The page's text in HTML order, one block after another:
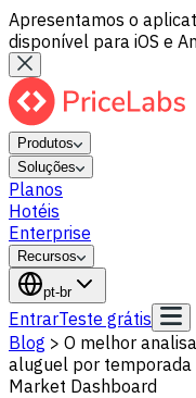
Apresentamos o
disponível para iOS e
Produtos
Soluções
Planos
Hotéis
Enterprise
Recursos
pt-br
EntrarTeste grátis
Blog > O melhor
aluguel por temporada
Market Dashboard